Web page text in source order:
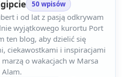
50 wpisów
i od lat z pasją odkrywam
wyjątkowego kurortu Port
ten blog, aby dzielić się
ciekawostkami i inspiracjami
o wakacjach w Marsa
Alam.